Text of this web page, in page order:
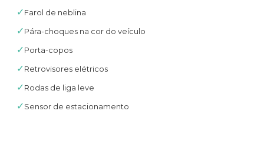
✓ Farol de neblina
✓ Pára-choques na cor do veículo
✓ Porta-copos
✓ Retrovisores elétricos
✓ Rodas de liga leve
✓ Sensor de estacionamento